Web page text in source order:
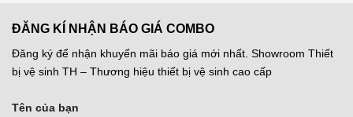
ĐĂNG KÍ NHẬN BÁO GIÁ COMBO
Đăng ký để nhận khuyến mãi báo giá mới nhất. Showroom Thiết
bị vệ sinh TH – Thương hiệu thiết bị vệ sinh cao cấp
Tên của bạn